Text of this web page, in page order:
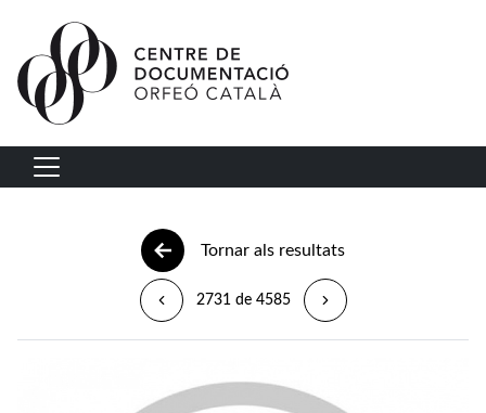
Vés al contingut
Navegació principal
Tornar als resultats
2731 de 4585